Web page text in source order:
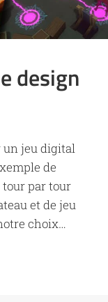
design
un jeu digital
de
tour par tour
et de jeu
choix…
design 04